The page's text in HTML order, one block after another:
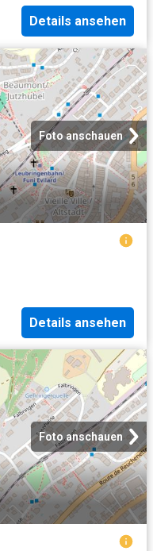
Details ansehen
Foto anschauen
Details ansehen
Foto anschauen